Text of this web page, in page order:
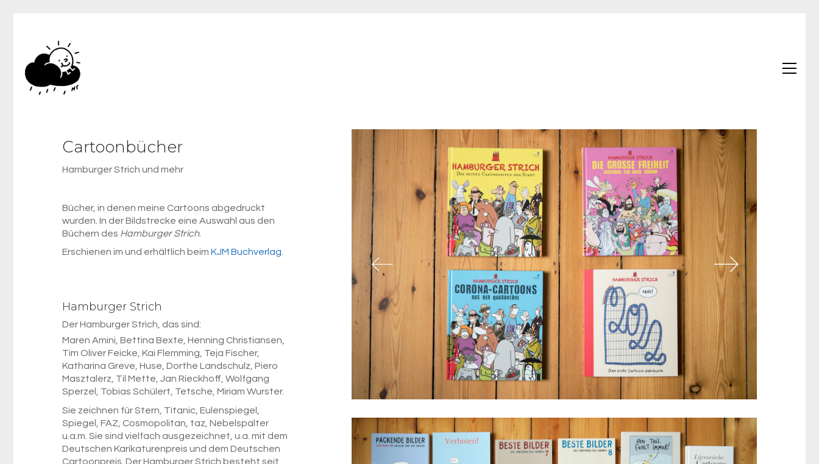
Cartoonbücher
Hamburger Strich und mehr
Bücher, in denen meine Cartoons abgedruckt
wurden. In der Bildstrecke eine Auswahl aus den
Büchern des Hamburger Strich.
Erschienen im und erhältlich beim KJM Buchverlag
Hamburger Strich
Der Hamburger Strich, das sind:
Maren Amini, Bettina Bexte, Henning Christiansen,
Tim Oliver Feicke, Kai Flemming, Teja Fischer,
Katharina Greve, Huse, Dorthe Landschulz, Piero
Masztalerz, Til Mette, Jan Rieckhoff, Wolfgang
Sperzel, Tobias Schülert, Tetsche, Miriam Wurster.
Sie zeichnen für Stern, Titanic, Eulenspiegel,
Spiegel, FAZ, Cosmopolitan, taz, Nebelspalter
u.a.m. Sie sind vielfach ausgezeichnet, u.a. mit dem
Deutschen Karikaturenpreis und dem Deutschen
Cartoonpreis. Der Hamburger Strich besteht seit